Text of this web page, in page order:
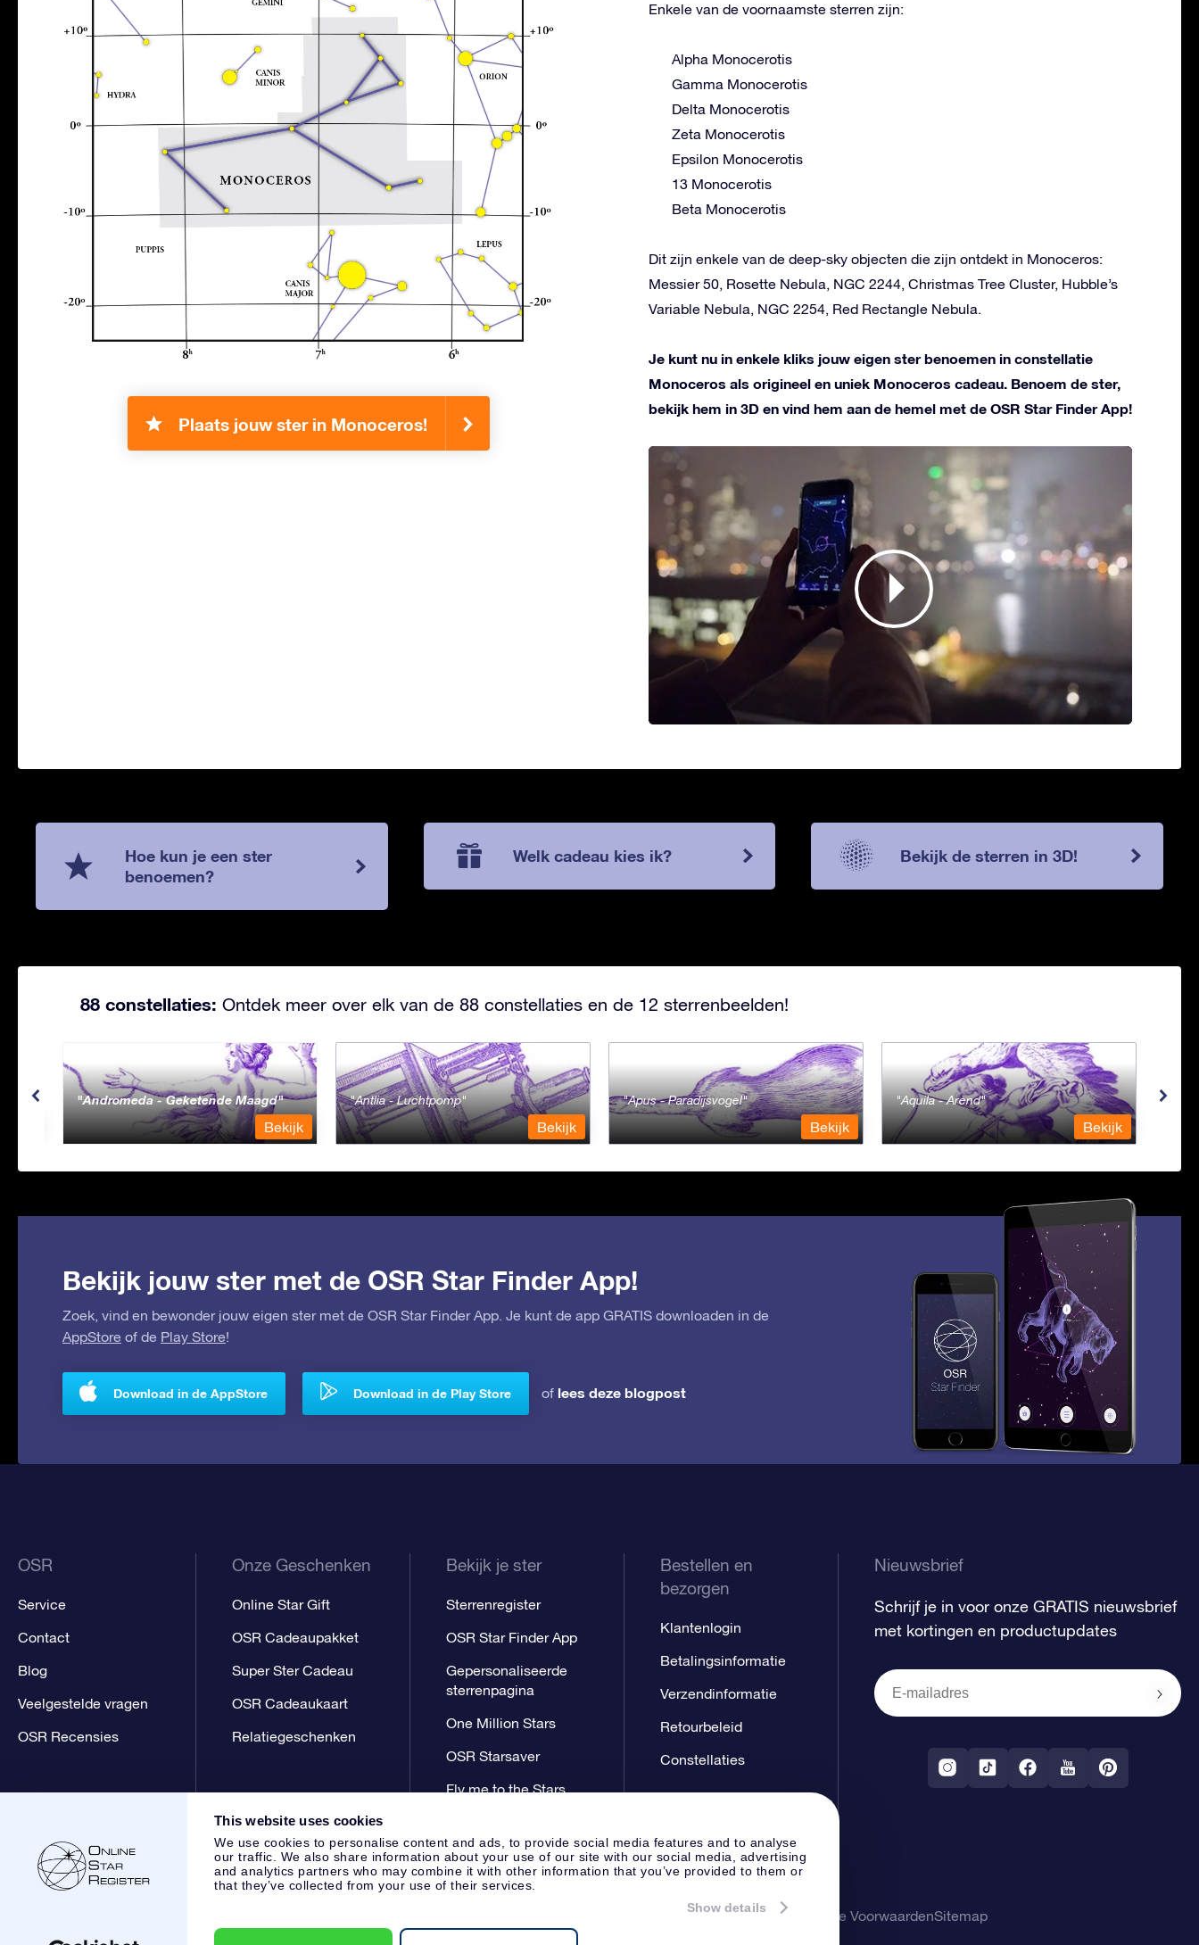
This website uses cookies
We use cookies to personalise content and ads, to provide social media features and to analyse
our traffic. We also share information about your use of our site with our social media, advertising
and analytics partners who may combine it with other information that you’ve provided to them or
that they’ve collected from your use of their services.
Show details
Plaats jouw ster in Monoceros!
Enkele van de voornaamste sterren zijn:
Alpha Monocerotis
Gamma Monocerotis
Delta Monocerotis
Zeta Monocerotis
Epsilon Monocerotis
13 Monocerotis
Beta Monocerotis
Dit zijn enkele van de deep-sky objecten die zijn ontdekt in Monoceros:
Messier 50, Rosette Nebula, NGC 2244, Christmas Tree Cluster, Hubble’s
Variable Nebula, NGC 2254, Red Rectangle Nebula.
Je kunt nu in enkele kliks jouw eigen ster benoemen in constellatie
Monoceros als origineel en uniek Monoceros cadeau. Benoem de ster,
bekijk hem in 3D en vind hem aan de hemel met de OSR Star Finder App!
Hoe kun je een ster
benoemen?
Welk cadeau kies ik? Bekijk de sterren in 3D!
88 constellaties: Ontdek meer over elk van de 88 constellaties en de 12 sterrenbeelden!
Andromeda - Geketende Maagd
Bekijk
Antlia - Luchtpomp
Bekijk
Apus - Paradijsvogel
Bekijk
Aquila - Arend
Bekijk
Bekijk jouw ster met de OSR Star Finder App!
Zoek, vind en bewonder jouw eigen ster met de OSR Star Finder App. Je kunt de app GRATIS downloaden in de
AppStore of de Play Store!
Download in de AppStore Download in de Play Store of lees deze blogpost
OSR
Service
Contact
Blog
Veelgestelde vragen
OSR Recensies
Onze Geschenken
Online Star Gift
OSR Cadeaupakket
Super Ster Cadeau
OSR Cadeaukaart
Relatiegeschenken
Bekijk je ster
Sterrenregister
OSR Star Finder App
Gepersonaliseerde
sterrenpagina
One Million Stars
OSR Starsaver
Fly me to the Stars
Bestellen en
bezorgen
Klantenlogin
Betalingsinformatie
Verzendinformatie
Retourbeleid
Constellaties
Nieuwsbrief
Schrijf je in voor onze GRATIS nieuwsbrief
met kortingen en productupdates
PrivacyverklaringAlgemene VoorwaardenSitemap